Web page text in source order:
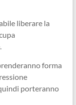
liberare la
forma
porteranno